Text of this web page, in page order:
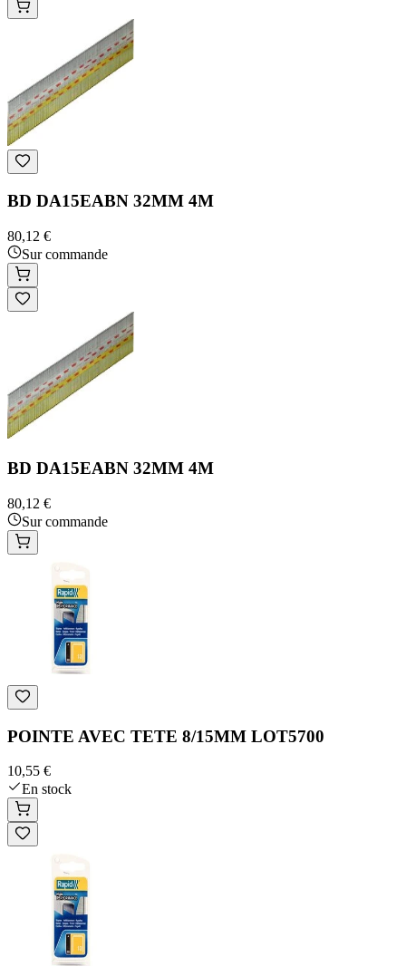
BD DA15EABN 32MM 4M
80,12 €
Sur commande
BD DA15EABN 32MM 4M
80,12 €
Sur commande
POINTE AVEC TETE 8/15MM LOT5700
10,55 €
En stock